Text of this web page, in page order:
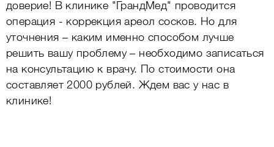
доверие! В клинике "ГрандМед" проводится
операция - коррекция ареол сосков. Но для
уточнения – каким именно способом лучше
решить вашу проблему – необходимо записаться
на консультацию к врачу. По стоимости она
составляет 2000 рублей. Ждем вас у нас в
клинике!